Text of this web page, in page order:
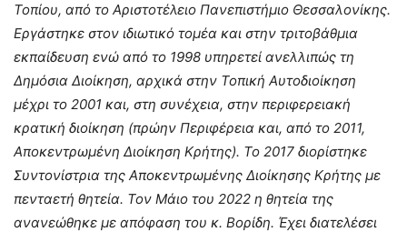
Τοπίου, από το Αριστοτέλειο Πανεπιστήμιο Θεσσαλονίκης.
Εργάστηκε στον ιδιωτικό τομέα και στην τριτοβάθμια
εκπαίδευση ενώ από το 1998 υπηρετεί ανελλιπώς τη
Δημόσια Διοίκηση, αρχικά στην Τοπική Αυτοδιοίκηση
μέχρι το 2001 και, στη συνέχεια, στην περιφερειακή
κρατική διοίκηση (πρώην Περιφέρεια και, από το 2011,
Αποκεντρωμένη Διοίκηση Κρήτης). Το 2017 διορίστηκε
Συντονίστρια της Αποκεντρωμένης Διοίκησης Κρήτης με
πενταετή θητεία. Τον Μάιο του 2022 η θητεία της
ανανεώθηκε με απόφαση του κ. Βορίδη. Έχει διατελέσει